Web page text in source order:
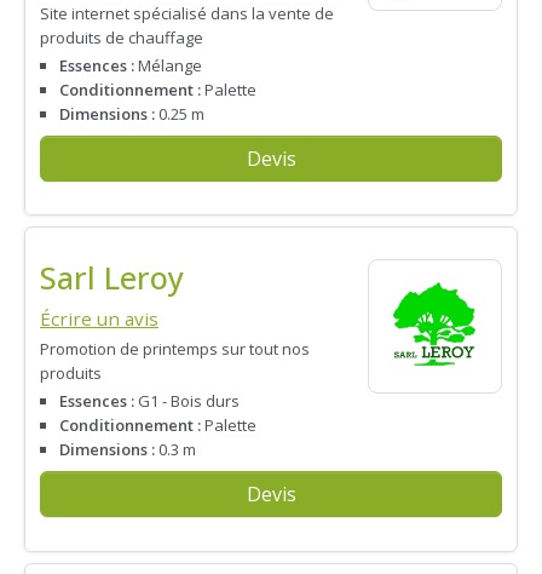
Site internet spécialisé dans la vente de
produits de chauffage
Essences :Mélange
Conditionnement :Palette
Dimensions : 0.25 m
Devis
Sarl Leroy
Écrire un avis
Promotion de printemps sur tout nos
produits
Essences : G1 - Bois durs
Conditionnement :Palette
Dimensions : 0.3 m
Devis